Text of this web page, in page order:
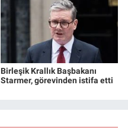
Birleşik Krallık Başbakanı
Starmer, görevinden istifa etti